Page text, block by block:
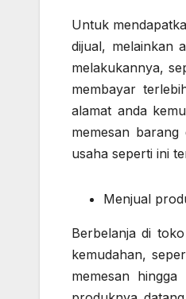
Untuk
dijual, melainkan
melakukannya,
membayar
alamat anda
memesan
usaha seperti ini
Menjual
Berbelanja di
kemudahan,
memesan